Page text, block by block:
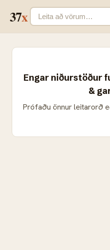
37x
Engar niðurstöður
&
Prófaðu önnur leitarorð